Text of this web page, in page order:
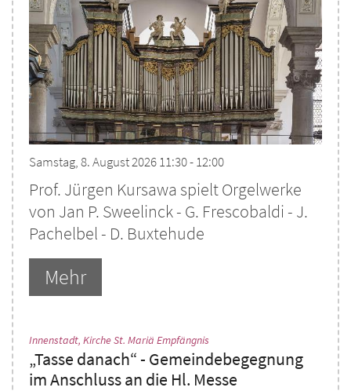
Samstag, 8. August 2026 11:30 - 12:00
Prof. Jürgen Kursawa spielt Orgelwerke
von Jan P. Sweelinck - G. Frescobaldi - J.
Pachelbel - D. Buxtehude
Mehr
Innenstadt, Kirche St. Mariä Empfängnis
„Tasse danach“ - Gemeindebegegnung
im Anschluss an die Hl. Messe